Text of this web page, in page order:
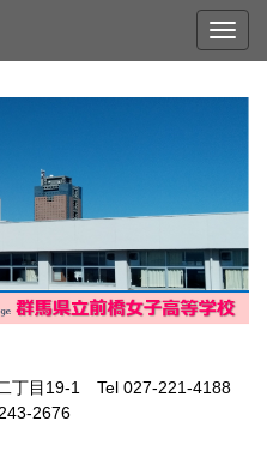
丁目19-1 Tel 027-221-4188
2676